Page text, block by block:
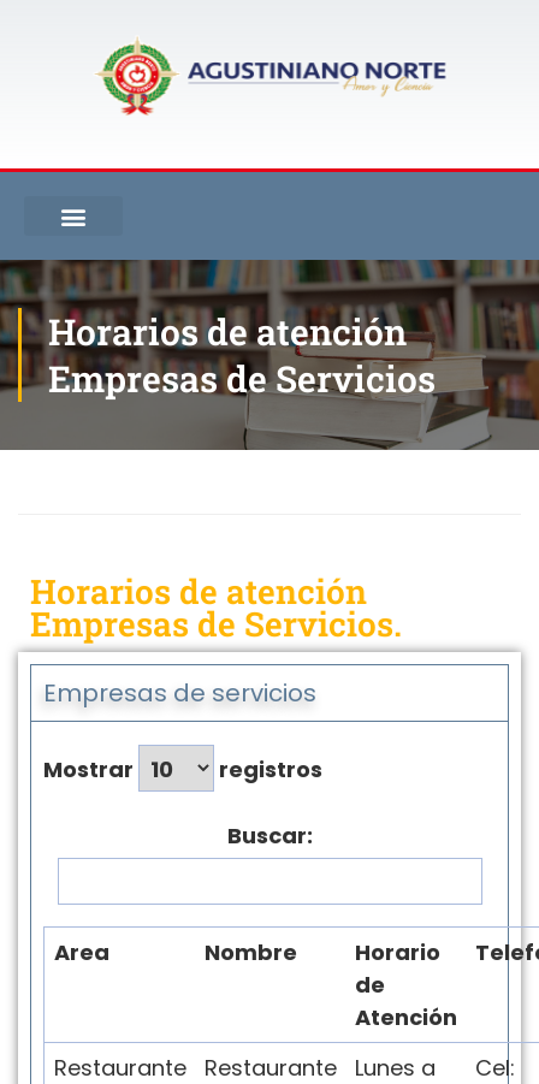
Horarios de atención
Empresas de Servicios
Horarios de atención
Empresas de Servicios.
Empresas de servicios
Mostrar registros
Buscar:
Area Nombre
Horario
de
Atención
Restaurante
Restaurante
Lunes a
Cel: